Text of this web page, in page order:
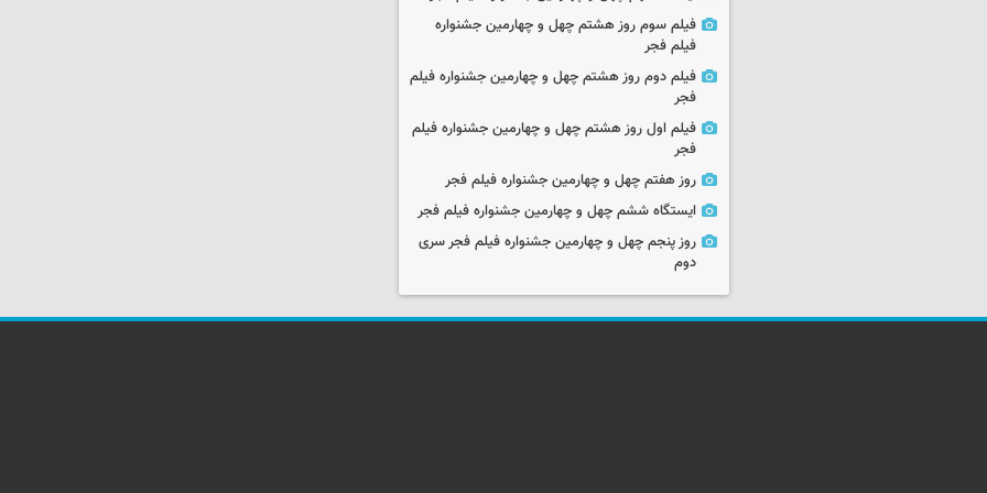
فیلم سوم روز هشتم چهل و چهارمین جشنواره
فیلم فجر
فیلم دوم روز هشتم چهل و چهارمین جشنواره فیلم
فجر
فیلم اول روز هشتم چهل و چهارمین جشنواره فیلم
فجر
روز هفتم چهل و چهارمین جشنواره فیلم فجر
ایستگاه ششم چهل و چهارمین جشنواره فیلم فجر
روز پنجم چهل و چهارمین جشنواره فیلم فجر سری
دوم